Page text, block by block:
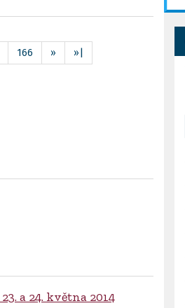
166 » »|
a 24. května 2014